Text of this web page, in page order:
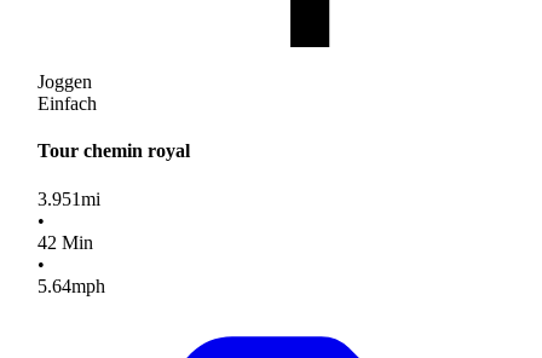
Joggen
Einfach
Tour chemin royal
3.951mi
•
42 Min
•
5.64mph